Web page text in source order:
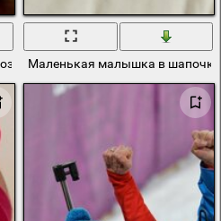
фотографу с заколочкой
Маленькая малышка в шапочке